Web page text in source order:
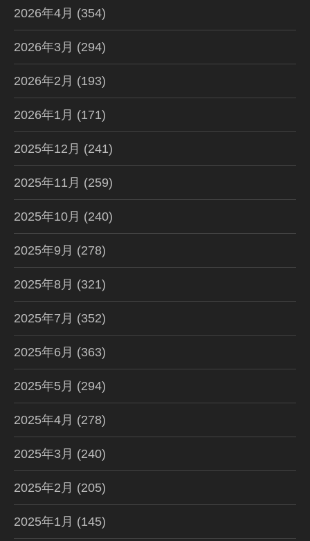
2026年4月 (354)
2026年3月 (294)
2026年2月 (193)
2026年1月 (171)
2025年12月 (241)
2025年11月 (259)
2025年10月 (240)
2025年9月 (278)
2025年8月 (321)
2025年7月 (352)
2025年6月 (363)
2025年5月 (294)
2025年4月 (278)
2025年3月 (240)
2025年2月 (205)
2025年1月 (145)